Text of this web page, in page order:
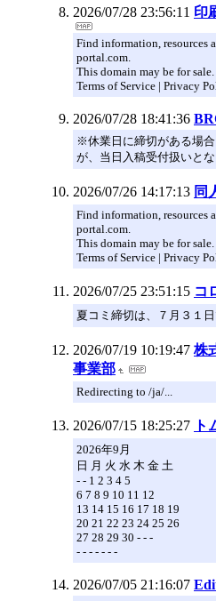
2026/07/28 23:56:11 印
Find information, resources
portal.com.
This domain may be for sale.
Terms of Service | Privacy
2026/07/28 18:41:36
※休業日に締切がある場
が、当日入稿受付扱いとな
2026/07/26 14:17:13 同
Find information, resources
portal.com.
This domain may be for sale.
Terms of Service | Privacy
2026/07/25 23:51:15 コ
夏コミ締切は、７月３１
2026/07/19 10:19:47 株
事業部
Redirecting to /ja/...
2026/07/15 18:25:27 ト
2026年9月
日 月 火 水 木 金 土
- - 1 2 3 4 5
6 7 8 9 10 11 12
13 14 15 16 17 18 19
20 21 22 23 24 25 26
27 28 29 30 - - -
- - - - - - -
2026/07/05 21:16:07